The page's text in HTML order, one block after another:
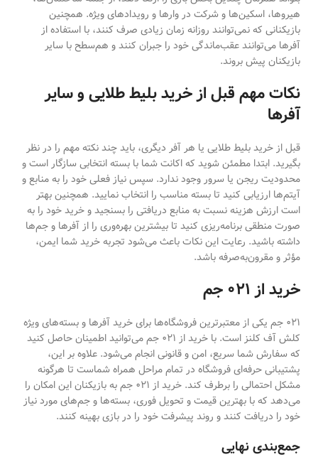
هیروها، اسکین‌ها و شرکت در وارها و رویدادهای ویژه. همچنین
بازیکنانی که نمی‌توانند روزانه زمان زیادی صرف کنند، با استفاده از
آفرها می‌توانند عقب‌ماندگی خود را جبران کنند و هم‌سطح با سایر
بازیکنان پیش بروند.
نکات مهم قبل از خرید بلیط طلایی و سایر
آفرها
قبل از خرید بلیط طلایی یا هر آفر دیگری، باید چند نکته مهم را در نظر
بگیرید. ابتدا مطمئن شوید که اکانت شما با بسته انتخابی سازگار است و
محدودیت ریجن یا سرور وجود ندارد. سپس نیاز فعلی خود را به منابع و
آیتم‌ها ارزیابی کنید تا بسته مناسب را انتخاب نمایید. همچنین بهتر
است ارزش هزینه نسبت به منابع دریافتی را بسنجید و خرید خود را به
صورت منطقی برنامه‌ریزی کنید تا بیشترین بهره‌وری را از آفرها و جم‌ها
داشته باشید. رعایت این نکات باعث می‌شود تجربه خرید شما ایمن،
مؤثر و مقرون‌به‌صرفه باشد.
خرید از ۰۲۱ جم
021 جم یکی از معتبرترین فروشگاه‌ها برای خرید آفرها و بسته‌های ویژه
کلش آف کلنز است. با خرید از ۰۲۱ جم می‌توانید اطمینان حاصل کنید
که سفارش شما سریع، امن و قانونی انجام می‌شود. علاوه بر این،
پشتیبانی حرفه‌ای فروشگاه در تمام مراحل همراه شماست تا هرگونه
مشکل احتمالی را برطرف کند. خرید از ۰۲۱ جم به بازیکنان این امکان را
می‌دهد که با بهترین قیمت و تحویل فوری، بسته‌ها و جم‌های مورد نیاز
خود را دریافت کنند و روند پیشرفت خود را در بازی بهینه کنند.
جمع‌بندی نهایی